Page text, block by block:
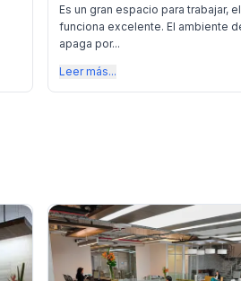
Es un gran espacio para trabajar,
funciona excelente. El ambiente
apaga por...
Leer más...